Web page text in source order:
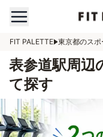
FIT PALETTE 東京都のスポ
表参道駅周辺
て探す